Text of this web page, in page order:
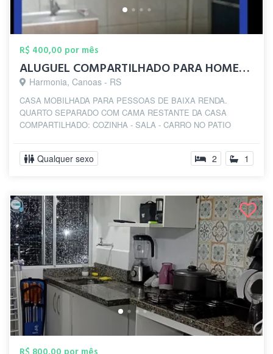
R$ 400,00 por mês
ALUGUEL COMPARTILHADO PARA HOMENS GAYS C...
Harmonia, Canoas - RS
CASA MOBILHADA PARA PESSOAS DE BAIXA RENDA.
QUARTO SEPARADO COM CAMA RESTANTE DA CASA
COMPARTILHADO: COZINHA - SALA - CARRO NO PATIO
Qualquer sexo 2 1